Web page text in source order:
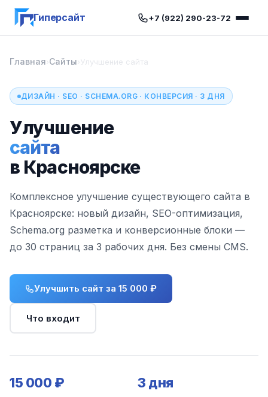
Гиперсайт +7 (922) 290-23-72
Главная›Сайты›Улучшение сайта
ДИЗАЙН · SEO · SCHEMA.ORG · КОНВЕРСИЯ · 3 ДНЯ
Улучшение
сайта
в Красноярске
Комплексное улучшение существующего сайта в
Красноярске: новый дизайн, SEO-оптимизация,
Schema.org разметка и конверсионные блоки —
до 30 страниц за 3 рабочих дня. Без смены CMS.
Улучшить сайт за 15 000 ₽
Что входит
15 000 ₽ 3 дня